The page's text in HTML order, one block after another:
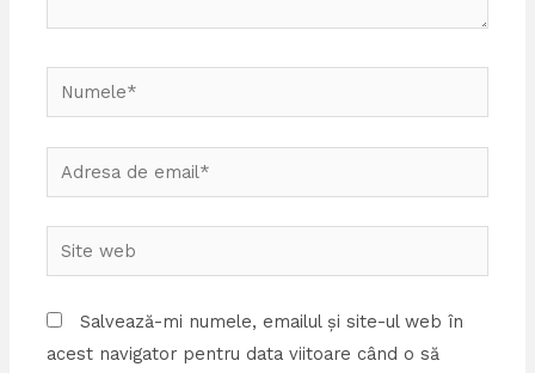
Numele*
Adresa
de
email*
Site
web
Salvează-mi numele, emailul și site-ul web în
acest navigator pentru data viitoare când o să